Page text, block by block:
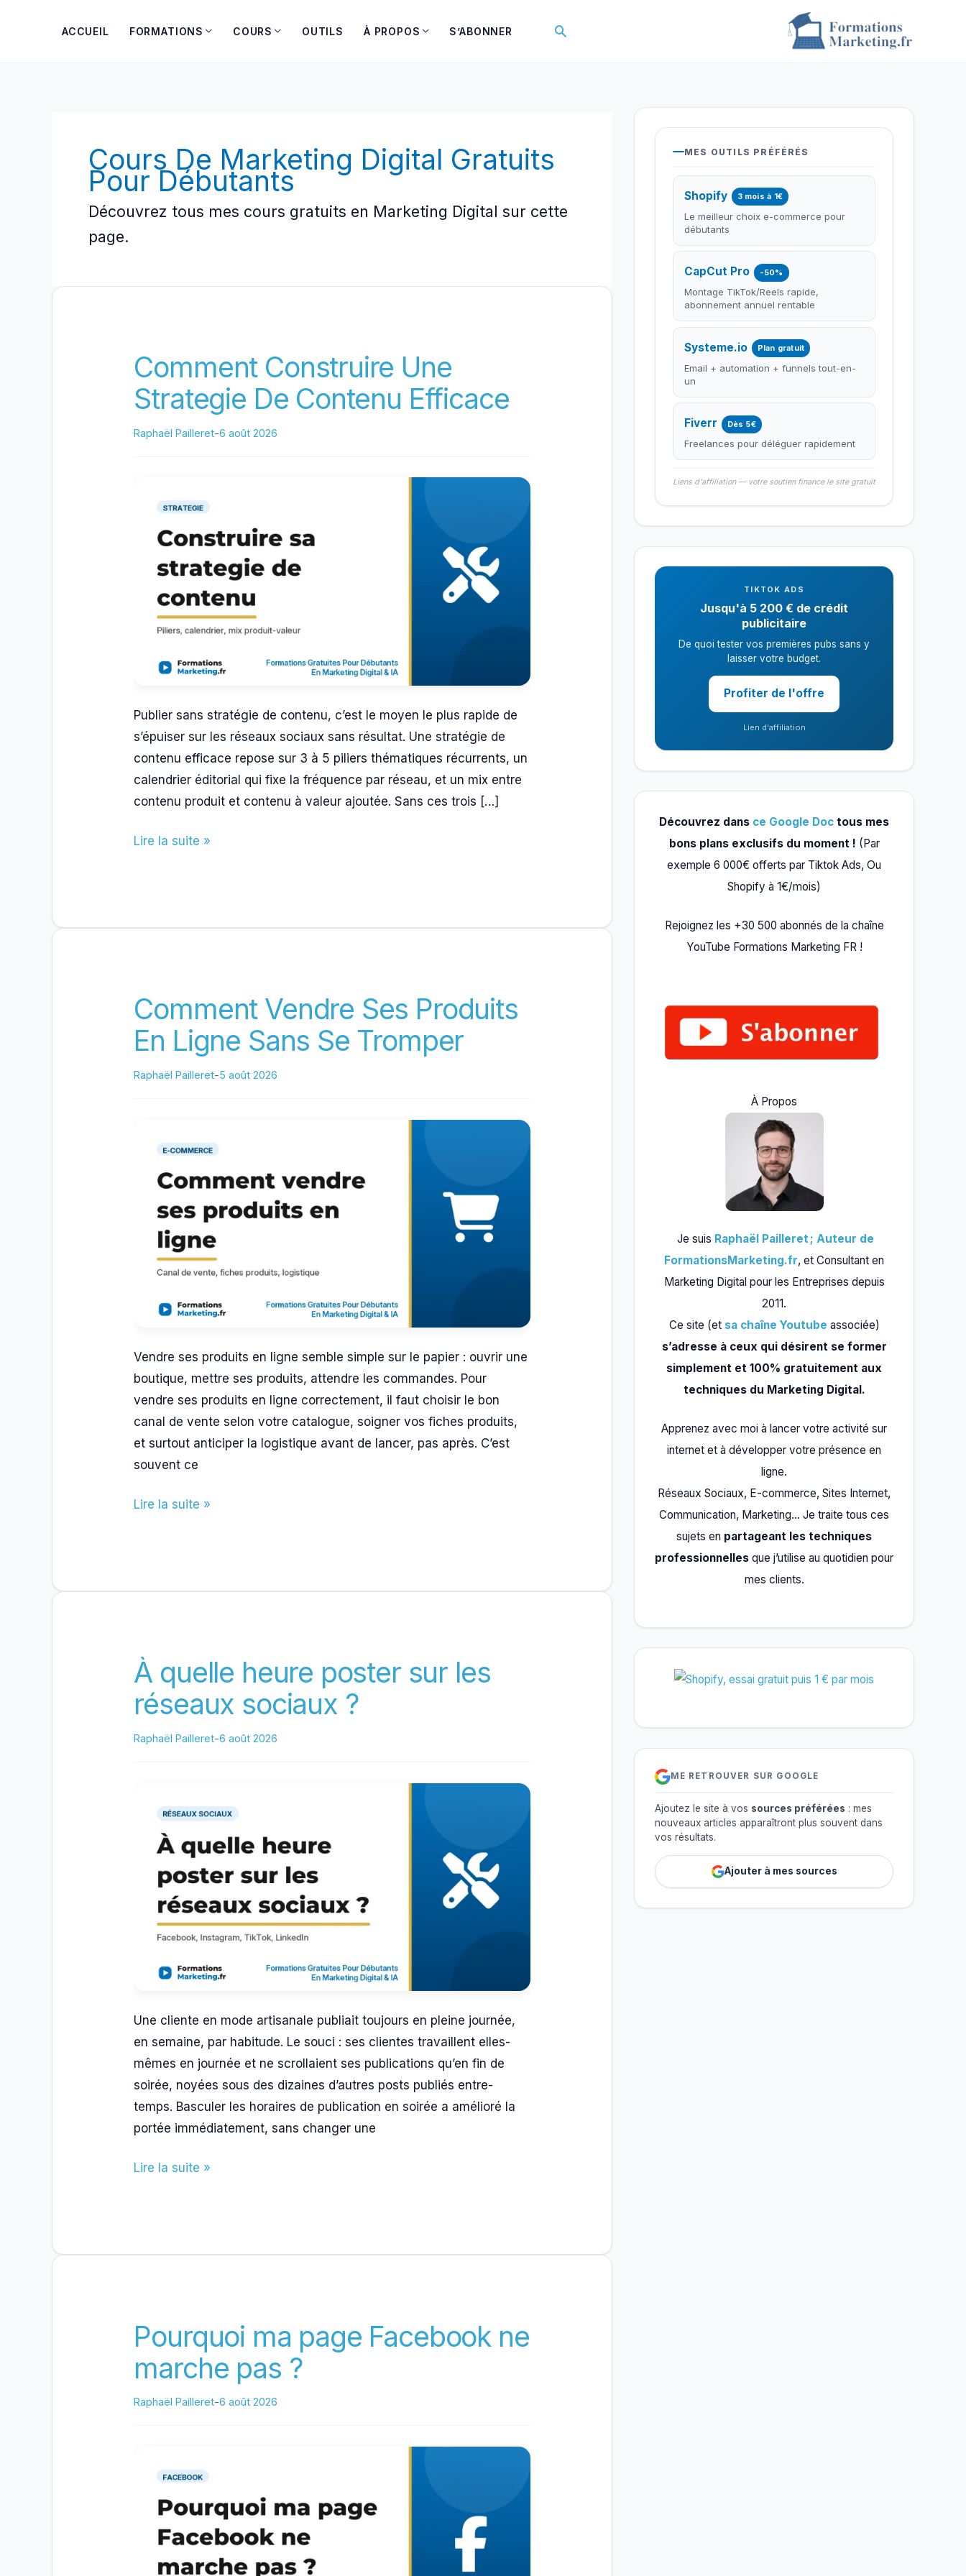
ACCUEIL FORMATIONS COURS OUTILS À PROPOS S’ABONNER Rechercher
Cours De Marketing Digital Gratuits
Pour Débutants
Découvrez tous mes cours gratuits en Marketing Digital sur cette
page.
Comment Construire Une
Strategie De Contenu Efficace
Raphaël Pailleret-6 août 2026
Publier sans stratégie de contenu, c’est le moyen le plus rapide de
s’épuiser sur les réseaux sociaux sans résultat. Une stratégie de
contenu efficace repose sur 3 à 5 piliers thématiques récurrents, un
calendrier éditorial qui fixe la fréquence par réseau, et un mix entre
contenu produit et contenu à valeur ajoutée. Sans ces trois […]
Comment
De
Lire la suite »
Comment Vendre Ses Produits
En Ligne Sans Se Tromper
Raphaël Pailleret-5 août 2026
Vendre ses produits en ligne semble simple sur le papier : ouvrir une
boutique, mettre ses produits, attendre les commandes. Pour
vendre ses produits en ligne correctement, il faut choisir le bon
canal de vente selon votre catalogue, soigner vos fiches produits,
et surtout anticiper la logistique avant de lancer, pas après. C’est
souvent ce
Comment
En
Se
Tromper
Lire la suite »
À quelle heure poster sur les
réseaux sociaux ?
Raphaël Pailleret-6 août 2026
Une cliente en mode artisanale publiait toujours en pleine journée,
en semaine, par habitude. Le souci : ses clientes travaillent elles-
mêmes en journée et ne scrollaient ses publications qu’en fin de
soirée, noyées sous des dizaines d’autres posts publiés entre-
temps. Basculer les horaires de publication en soirée a amélioré la
portée immédiatement, sans changer une
À
sur
?
Lire la suite »
Pourquoi ma page Facebook ne
marche pas ?
Raphaël Pailleret-6 août 2026
MES OUTILS PRÉFÉRÉS
Shopify 3 mois à 1€
Le meilleur choix e-commerce pour
débutants
CapCut Pro -50%
Montage TikTok/Reels rapide,
abonnement annuel rentable
Systeme.io Plan gratuit
Email + automation + funnels tout-en-
un
Fiverr Dès 5€
Freelances pour déléguer rapidement
Liens d'affiliation — votre soutien finance le site gratuit
TIKTOK ADS
Jusqu'à 5 200 € de crédit
publicitaire
De quoi tester vos premières pubs sans y
laisser votre budget.
Profiter de l'offre
Lien d'affiliation
Découvrez dans ce Google Doc tous mes
bons plans exclusifs du moment ! (Par
exemple 6 000€ offerts par Tiktok Ads, Ou
Shopify à 1€/mois)
Rejoignez les +30 500 abonnés de la chaîne
YouTube Formations Marketing FR !
À Propos
Je suis Raphaël Pailleret ; Auteur de
FormationsMarketing.fr, et Consultant en
Marketing Digital pour les Entreprises depuis
2011.
Ce site (et sa chaîne Youtube associée)
s’adresse à ceux qui désirent se former
simplement et 100% gratuitement aux
techniques du Marketing Digital.
Apprenez avec moi à lancer votre activité sur
internet et à développer votre présence en
ligne.
Réseaux Sociaux, E-commerce, Sites Internet,
Communication, Marketing… Je traite tous ces
sujets en partageant les techniques
professionnelles que j’utilise au quotidien pour
mes clients.
ME RETROUVER SUR GOOGLE
Ajoutez le site à vos sources préférées : mes
nouveaux articles apparaîtront plus souvent dans
vos résultats.
Ajouter à mes sources